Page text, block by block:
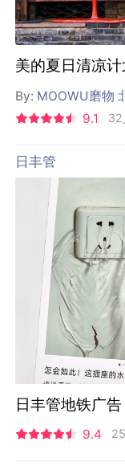
美的夏日清凉
By: MOOWU磨物
9.1
32
日丰管
日丰管地铁广
9.4